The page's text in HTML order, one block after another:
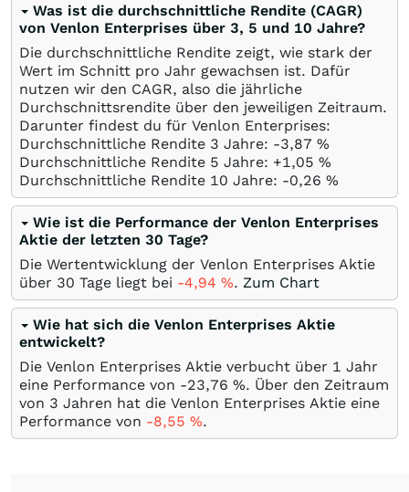
Was ist die durchschnittliche Rendite (CAGR)
von Venlon Enterprises über 3, 5 und 10 Jahre?
Die durchschnittliche Rendite zeigt, wie stark der
Wert im Schnitt pro Jahr gewachsen ist. Dafür
nutzen wir den CAGR, also die jährliche
Durchschnittsrendite über den jeweiligen Zeitraum.
Darunter findest du für Venlon Enterprises:
Durchschnittliche Rendite 3 Jahre: -3,87 %
Durchschnittliche Rendite 5 Jahre: +1,05 %
Durchschnittliche Rendite 10 Jahre: -0,26 %
Wie ist die Performance der Venlon Enterprises
Aktie der letzten 30 Tage?
Die Wertentwicklung der Venlon Enterprises Aktie
über 30 Tage liegt bei -4,94 %. Zum Chart
Wie hat sich die Venlon Enterprises Aktie
entwickelt?
Die Venlon Enterprises Aktie verbucht über 1 Jahr
eine Performance von -23,76 %. Über den Zeitraum
von 3 Jahren hat die Venlon Enterprises Aktie eine
Performance von -8,55 %.